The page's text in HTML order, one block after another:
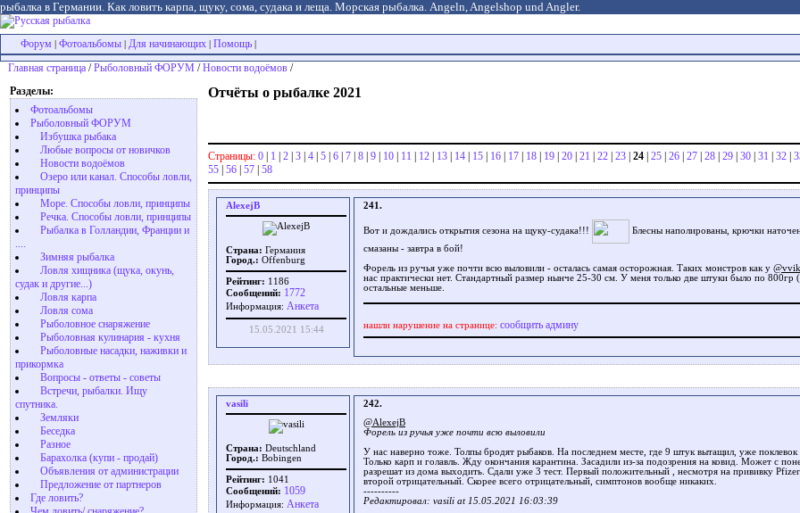
рыбалка в Германии. Как ловить карпа, щуку, сома, судака и леща. Морская рыбалка. Angeln, Angelshop und Angler.
Форум Фотоальбомы Для начинающих Помощь
Главная страница /Рыболовный ФОРУМ /Новости водоёмов /
Разделы:
Фотоальбомы
Рыболовный ФОРУМ
Избушка рыбака
Любые вопросы от новичков
Новости водоёмов
Озеро или канал. Способы ловли,
принципы
Море. Способы ловли, принципы
Речка. Способы ловли, принципы
Рыбалка в Голландии, Франции и
....
Зимняя рыбалка
Ловля хищника (щука, окунь,
судак и другие...)
Ловля карпа
Ловля сома
Рыболовное снаряжение
Рыболовная кулинария - кухня
Рыболовные насадки, наживки и
прикормка
Вопросы - ответы - советы
Встречи, рыбалки. Ищу
спутника.
Земляки
Беседка
Разное
Барахолка (купи - продай)
Объявления от администрации
Предложение от партнеров
Где ловить?
Отчёты о рыбалке 2021
Страницы: 0 | 1 | 2 | 3 | 4 | 5 | 6 | 7 | 8 | 9 | 10 | 11 | 12 | 13 | 14 | 15 | 16 | 17 | 18 | 19 | 20 | 21 | 22 | 23 | 24 | 25 | 26 | 27 | 28 | 29 | 30 | 31 | 32 |
55 | 56 | 57 | 58
AlexejB
Страна: Германия
Город.: Offenburg
Рейтинг: 1186
Сообщений: 1772
Информация: Aнкета
15.05.2021 15:44
241.
Вот и дождались открытия сезона на щуку-судака!!!
Блесны наполированы, крючки
смазаны - завтра в бой!
Форель из ручья уже почти всю выловили - осталась самая осторожная. Таких монстров как у @vvik
нас практически нет. Стандартный размер нынче 25-30 см. У меня только две штуки было по 800гр
остальные меньше.
нашли нарушение на странице: сообщить админу
vasili
Страна: Deutschland
Город.: Bobingen
Рейтинг: 1041
Сообщений: 1059
Информация: Aнкета
242.
@AlexejB
Форель из ручья уже почти всю выловили
У нас наверно тоже. Толпы бродят рыбаков. На последнем месте, где 9 штук вытащил, уже
Только карп и голавль. Жду окончания карантина. Засадили из-за подозрения на ковид. Может с
разрешат из дома выходить. Сдали уже 3 тест. Первый положительный , несмотря на прививку
второй отрицательный. Cкорее всего отрицательный, симптонов вообще никаких.
----------
Редактировал: vasili at 15.05.2021 16:03:39